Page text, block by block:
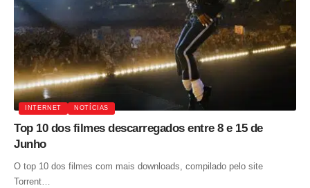
INTERNET NOTÍCIAS
Top 10 dos filmes descarregados entre 8 e 15 de
Junho
O top 10 dos filmes com mais downloads, compilado pelo site
Torrent…